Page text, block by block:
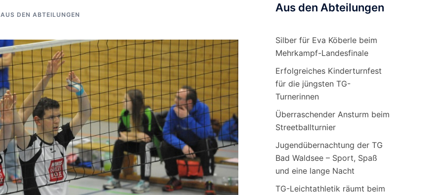
AUS DEN ABTEILUNGEN
Aus den Abteilungen
Silber für Eva Köberle beim
Mehrkampf-Landesfinale
Erfolgreiches Kinderturnfest
für die jüngsten TG-
Turnerinnen
Überraschender Ansturm beim
Streetballturnier
Jugendübernachtung der TG
Bad Waldsee – Sport, Spaß
und eine lange Nacht
TG-Leichtathletik räumt beim